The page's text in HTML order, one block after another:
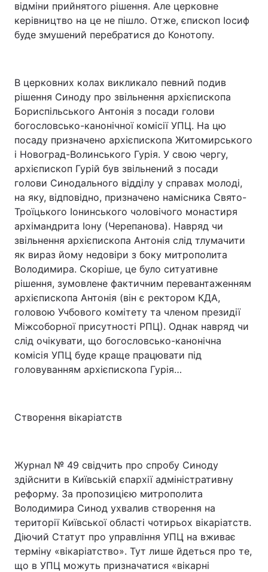
відміни прийнятого рішення. Але церковне
керівництво на це не пішло. Отже, єпископ Іосиф
буде змушений перебратися до Конотопу.
В церковних колах викликало певний подив
рішення Синоду про звільнення архієпископа
Бориспільського Антонія з посади голови
богословсько-канонічної комісії УПЦ. На цю
посаду призначено архієпископа Житомирського
і Новоград-Волинського Гурія. У свою чергу,
архієпископ Гурій був звільнений з посади
голови Синодального відділу у справах молоді,
на яку, відповідно, призначено намісника Свято-
Троїцького Іонинського чоловічого монастиря
архімандрита Іону (Черепанова). Навряд чи
звільнення архієпископа Антонія слід тлумачити
як вираз йому недовіри з боку митрополита
Володимира. Скоріше, це було ситуативне
рішення, зумовлене фактичним перевантаженням
архієпископа Антонія (він є ректором КДА,
головою Учбового комітету та членом президії
Міжсоборної присутності РПЦ). Однак навряд чи
слід очікувати, що богословсько-канонічна
комісія УПЦ буде краще працювати під
головуванням архієпископа Гурія…
Створення вікаріатств
Журнал № 49 свідчить про спробу Синоду
здійснити в Київській єпархії адміністративну
реформу. За пропозицією митрополита
Володимира Синод ухвалив створення на
території Київської області чотирьох вікаріатств.
Діючий Статут про управління УПЦ на вживає
терміну «вікаріатство». Тут лише йдеться про те,
що в УПЦ можуть призначатися «вікарні